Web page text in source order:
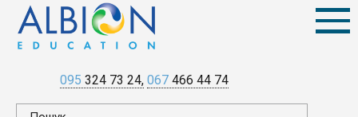
095 324 73 24 067 466 44 74